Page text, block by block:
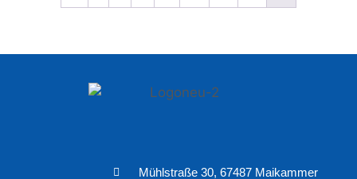
Mühlstraße 30, 67487 Maikammer